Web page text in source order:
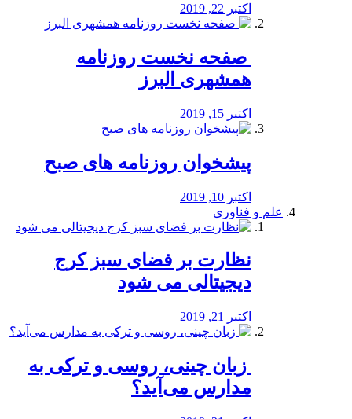
اکتبر 22, 2019
️ صفحه نخست روزنامه‌
همشهری البرز
اکتبر 15, 2019
پیشخوان روزنامه های صبح
اکتبر 10, 2019
علم و فناوری
نظارت بر فضای سبز کرج
دیجیتالی می شود
اکتبر 21, 2019
️ زبان چینی، روسی و ترکی به
مدارس می‌آید؟